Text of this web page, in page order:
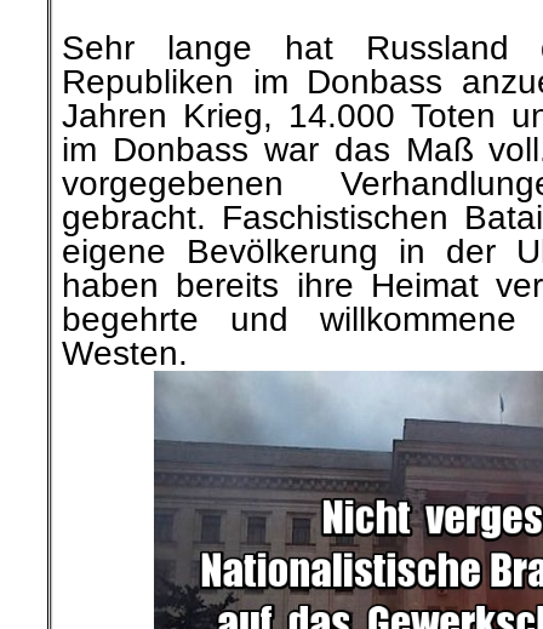
Sehr lange hat Russland
Republiken im Donbass
Jahren Krieg, 14.000 Toten
im Donbass war das Maß
vorgegebenen
gebracht. Faschistischen
eigene Bevölkerung in der
haben bereits ihre Heimat
begehrte und willkommene
Westen.